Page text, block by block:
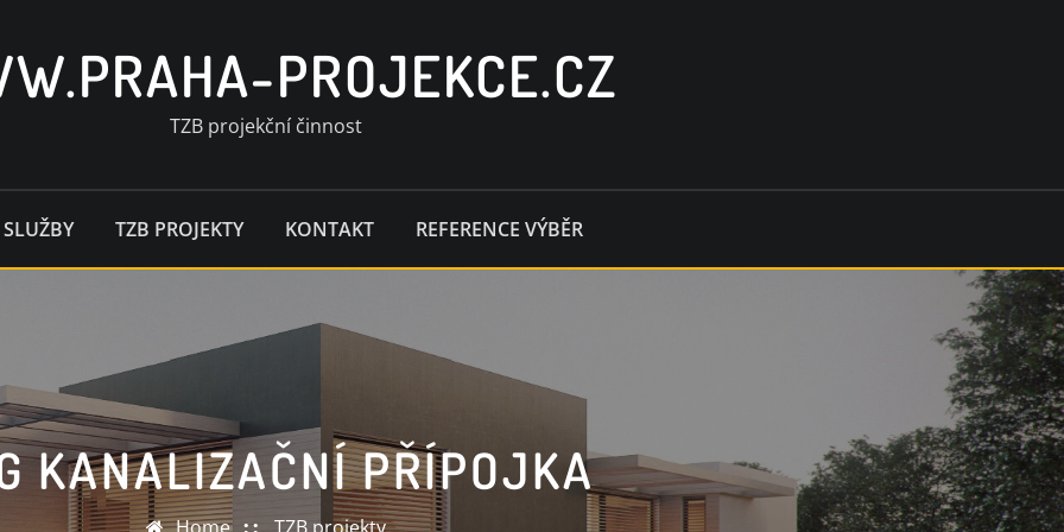
PROJEKCE.CZ
TZB projekční činnost
TZB PROJEKTY KONTAKT REFERENCE VÝBĚR
KANALIZAČNÍ PŘÍPOJKA